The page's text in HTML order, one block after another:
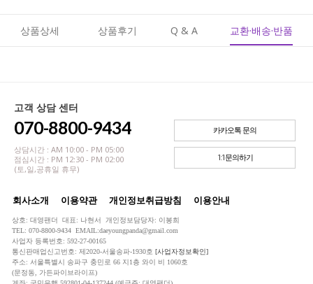
상품상세 상품후기 Q & A 교환·배송·반품
고객 상담 센터
070-8800-9434
상담시간 : AM 10:00 - PM 05:00
점심시간 : PM 12:30 - PM 02:00
(토,일,공휴일 휴무)
카카오톡 문의
1:1문의하기
회사소개 이용약관 개인정보취급방침 이용안내
상호: 대영팬더 대표: 나현서 개인정보담당자: 이봉희
TEL: 070-8800-9434 EMAIL:daeyoungpanda@gmail.com
사업자 등록번호: 592-27-00165
통신판매업신고번호: 제2020-서울송파-1930호 [사업자정보확인]
주소: 서울특별시 송파구 충민로 66 지1층 와이 비 1060호
(문정동, 가든파이브라이프)